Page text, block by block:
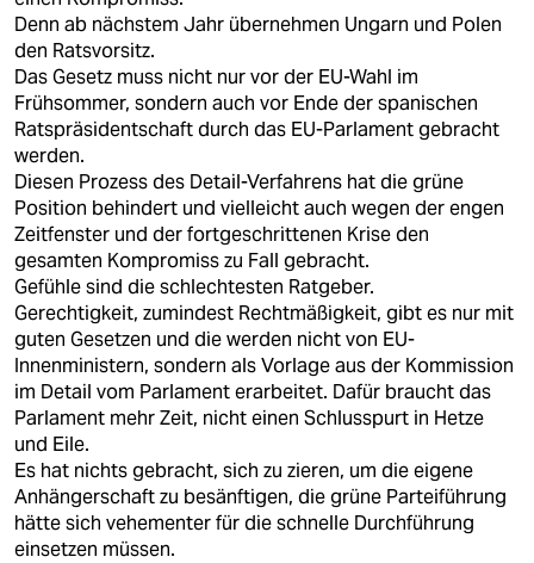
Denn ab nächstem Jahr übernehmen Ungarn und Polen
den Ratsvorsitz.
Das Gesetz muss nicht nur vor der EU-Wahl im
Frühsommer, sondern auch vor Ende der spanischen
Ratspräsidentschaft durch das EU-Parlament gebracht
werden.
Diesen Prozess des Detail-Verfahrens hat die grüne
Position behindert und vielleicht auch wegen der engen
Zeitfenster und der fortgeschrittenen Krise den
gesamten Kompromiss zu Fall gebracht.
Gefühle sind die schlechtesten Ratgeber.
Gerechtigkeit, zumindest Rechtmäßigkeit, gibt es nur mit
guten Gesetzen und die werden nicht von EU-
Innenministern, sondern als Vorlage aus der Kommission
im Detail vom Parlament erarbeitet. Dafür braucht das
Parlament mehr Zeit, nicht einen Schlusspurt in Hetze
und Eile.
Es hat nichts gebracht, sich zu zieren, um die eigene
Anhängerschaft zu besänftigen, die grüne Parteiführung
hätte sich vehementer für die schnelle Durchführung
einsetzen müssen.